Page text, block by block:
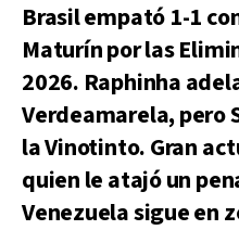
Brasil empató 1-1
Maturín por las
2026. Raphinha
Verdeamarela, pero
la Vinotinto. Gran
quien le atajó un
Venezuela sigue en